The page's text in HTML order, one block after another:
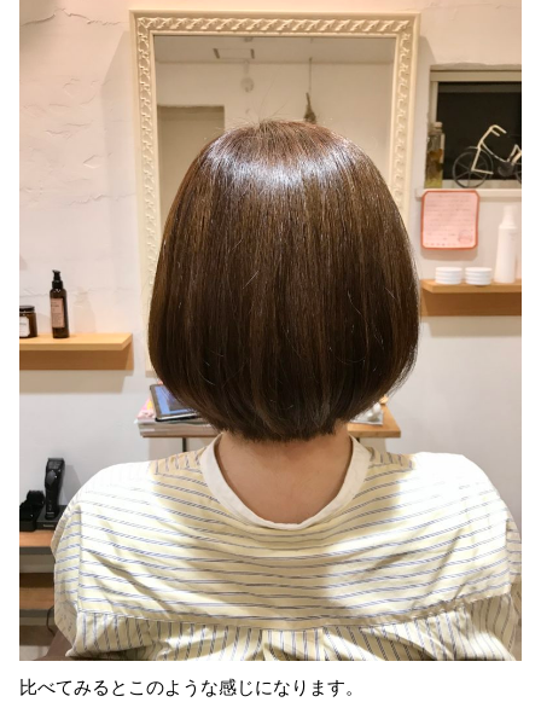
比べてみるとこのような感じになります。